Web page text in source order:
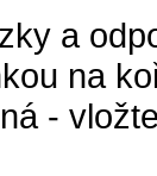
a
na
-